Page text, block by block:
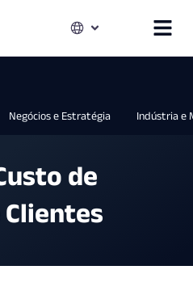
Negócios e Estratégia Indústria e
de